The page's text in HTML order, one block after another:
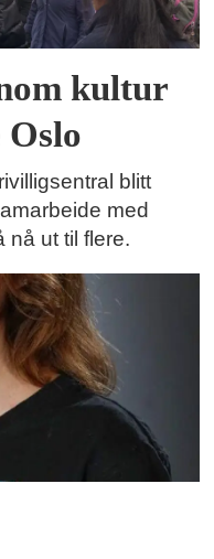
kultur
Oslo
blitt
med
nå ut til flere.